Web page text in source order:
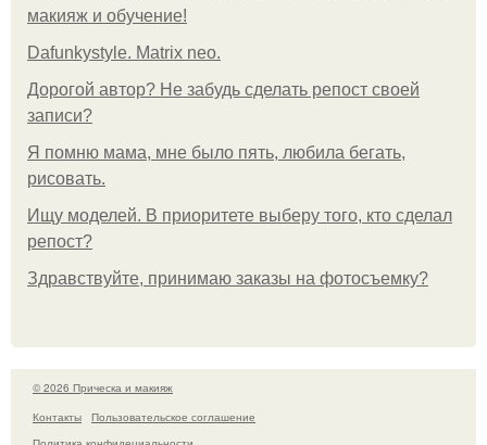
макияж и обучение!
Dafunkystyle. Matrix neo.
Дорогой автор? Не забудь сделать репост своей
записи?
Я помню мама, мне было пять, любила бегать,
рисовать.
Ищу моделей. В приоритете выберу того, кто сделал
репост?
Здравствуйте, принимаю заказы на фотосъемку?
© 2026 Прическа и макияж
Контакты
Пользовательское соглашение